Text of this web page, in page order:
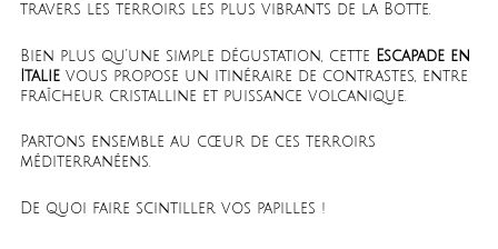
travers les terroirs les plus vibrants de la Botte.
Bien plus qu’une simple dégustation, cette Escapade en
Italievous propose un itinéraire de contrastes, entre
fraîcheur cristalline et puissance volcanique.
Partons ensemble au cœur de ces terroirs
méditerranéens.
De quoi faire scintiller vos papilles !